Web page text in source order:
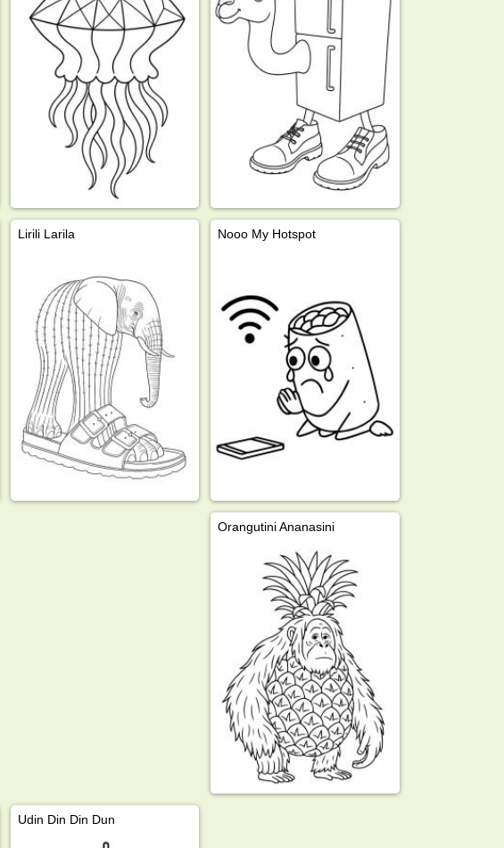
Lirili Larila Nooo My Hotspot
Orangutini Ananasini
Udin Din Din Dun